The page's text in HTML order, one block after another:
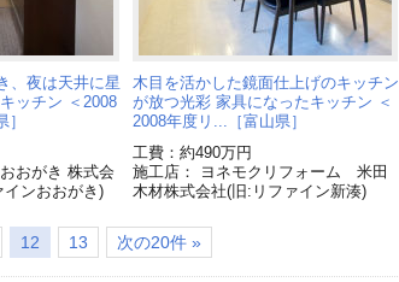
、夜は天井に星
ッチン ＜2008
おがき 株式会
ンおおがき)
木目を活かした鏡面仕上げのキッチン
が放つ光彩 家具になったキッチン ＜
2008年度リ...［富山県］
工費：約490万円
施工店： ヨネモクリフォーム 米田
木材株式会社(旧:リファイン新湊)
12 13 次の20件 »